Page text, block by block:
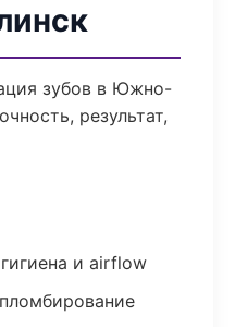
зубов в Южно-
результат,
и airflow